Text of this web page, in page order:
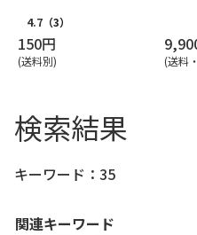
4.7 （3）
150円
(送料別) (送料
検索結果
キーワード： 35
関連キーワード